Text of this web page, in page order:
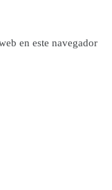
en este navegador